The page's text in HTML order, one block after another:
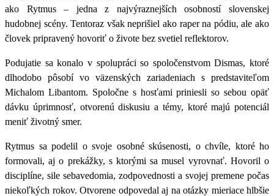
ako Rytmus – jedna z najvýraznejších osobností slovenskej
hudobnej scény. Tentoraz však neprišiel ako raper na pódiu, ale ako
človek pripravený hovoriť o živote bez svetiel reflektorov.
Podujatie sa konalo v spolupráci so spoločenstvom Dismas, ktoré
dlhodobo pôsobí vo väzenských zariadeniach s predstaviteľom
Michalom Libantom. Spoločne s hosťami priniesli so sebou opäť
dávku úprimnosť, otvorenú diskusiu a témy, ktoré majú potenciál
meniť životný smer.
Rytmus sa podelil o svoje osobné skúsenosti, o chvíle, ktoré ho
formovali, aj o prekážky, s ktorými sa musel vyrovnať. Hovoril o
disciplíne, sile sebavedomia, zodpovednosti a svojej premene počas
niekoľkých rokov. Otvorene odpovedal aj na otázky mieriace hlbšie